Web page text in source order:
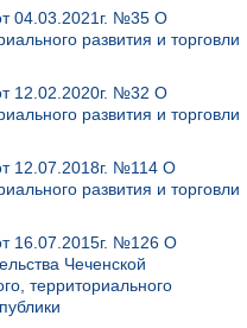
04.03.2021г. №35 О
развития и торговли
12.02.2020г. №32 О
развития и торговли
12.07.2018г. №114 О
развития и торговли
16.07.2015г. №126 О
Чеченской
территориального